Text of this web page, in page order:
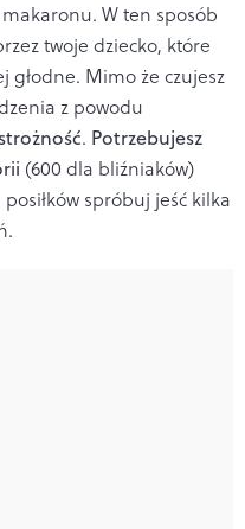
W ten sposób
twoje dziecko, które
głodne. Mimo że czujesz
z powodu
. Potrzebujesz
(600 dla bliźniaków)
spróbuj jeść kilka